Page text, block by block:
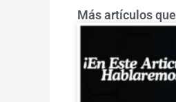
Más artículos